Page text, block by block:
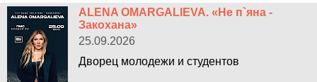
ALENA OMARGALIEVA. «Не п`яна -
Закохана»
25.09.2026
Дворец молодежи и студентов